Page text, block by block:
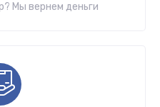
Мы вернем деньги